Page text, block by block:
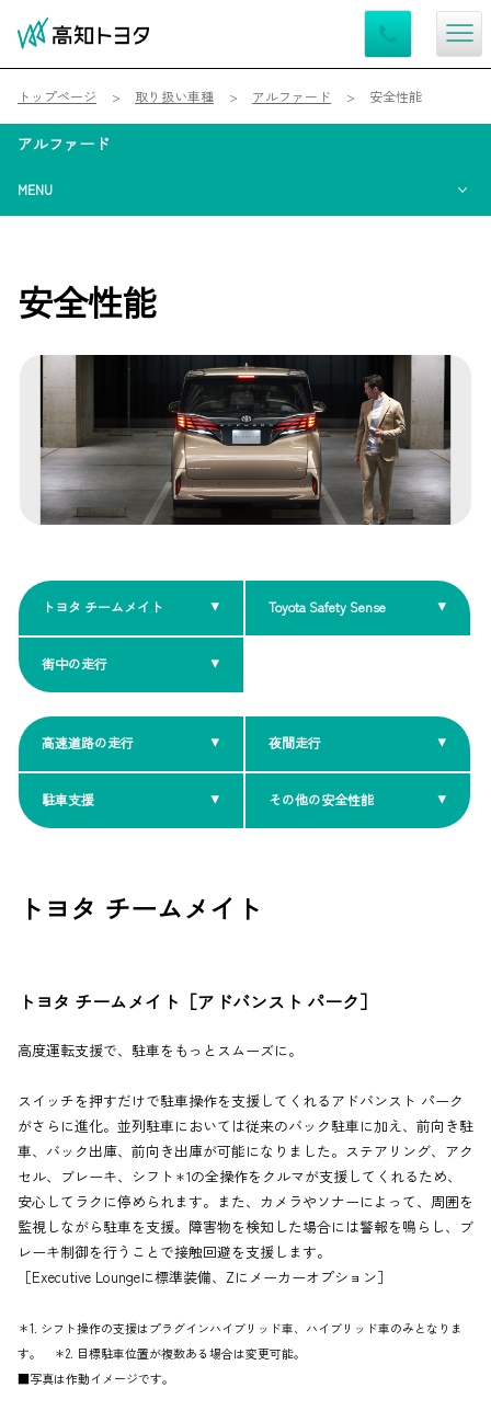
トップページ 取り扱い車種 アルファード 安全性能
アルファード
MENU
安全性能
トヨタ チームメイト Toyota Safety Sense
街中の走行
高速道路の走行 夜間走行
駐車支援 その他の安全性能
トヨタ チームメイト
トヨタ チームメイト［アドバンスト パーク］
高度運転支援で、駐車をもっとスムーズに。
スイッチを押すだけで駐車操作を支援してくれるアドバンスト パーク
がさらに進化。並列駐車においては従来のバック駐車に加え、前向き駐
車、バック出庫、前向き出庫が可能になりました。ステアリング、アク
セル、ブレーキ、シフト ＊1の全操作をクルマが支援してくれるため、
安心してラクに停められます。また、カメラやソナーによって、周囲を
監視しながら駐車を支援。障害物を検知した場合には警報を鳴らし、ブ
レーキ制御を行うことで接触回避を支援します。
［Executive Loungeに標準装備、Zにメーカーオプション］
＊1. シフト操作の支援はプラグインハイブリッド車、ハイブリッド車のみとなりま
す。 ＊2. 目標駐車位置が複数ある場合は変更可能。
■写真は作動イメージです。